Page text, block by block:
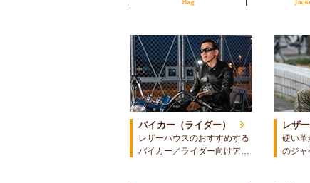
バイカー（ライダー）
レザーハウスのおすすめする
バイカー／ライダー向けア…
レザ
硬い革
のジ